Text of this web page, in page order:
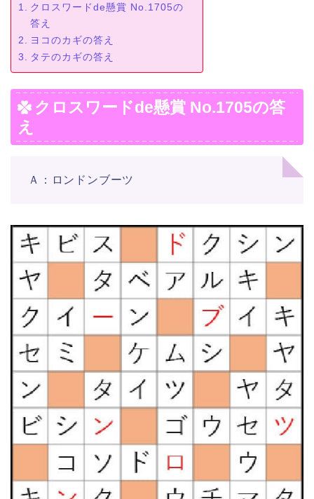
クロスワードde懸賞 No.1705の
答え
ヨコのカギの答え
タテのカギの答え
クロスワードde懸賞 No.1705の答
え
Ａ：ロンドンブーツ